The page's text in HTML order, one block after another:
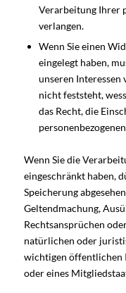
Verarbeitung Ihrer
verlangen.
Wenn Sie einen
eingelegt haben,
unseren Interessen
nicht feststeht,
das Recht, die
Wenn Sie die
eingeschränkt haben,
Speicherung
Geltendmachung,
Rechtsansprüchen
natürlichen oder
wichtigen öffentlichen
oder eines